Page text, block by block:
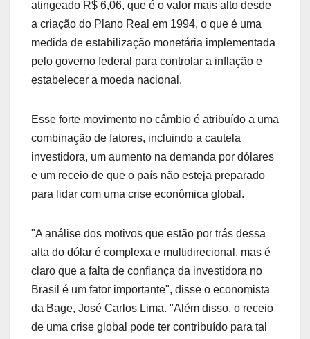
atingeado R$ 6,06, que é o valor mais alto desde
a criação do Plano Real em 1994, o que é uma
medida de estabilização monetária implementada
pelo governo federal para controlar a inflação e
estabelecer a moeda nacional.
Esse forte movimento no câmbio é atribuído a uma
combinação de fatores, incluindo a cautela
investidora, um aumento na demanda por dólares
e um receio de que o país não esteja preparado
para lidar com uma crise econômica global.
"A análise dos motivos que estão por trás dessa
alta do dólar é complexa e multidirecional, mas é
claro que a falta de confiança da investidora no
Brasil é um fator importante", disse o economista
da Bage, José Carlos Lima. "Além disso, o receio
de uma crise global pode ter contribuído para tal